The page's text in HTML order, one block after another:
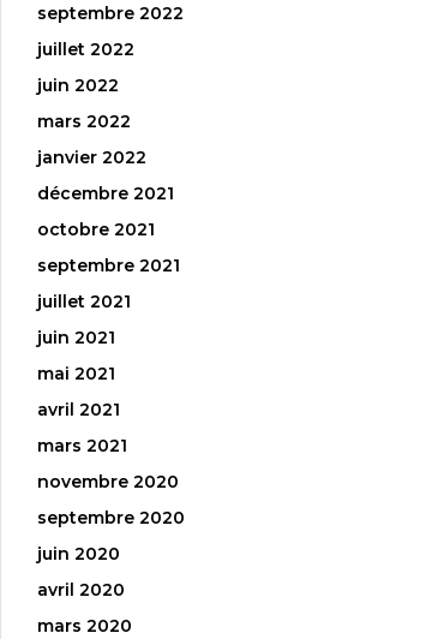
septembre 2022
juillet 2022
juin 2022
mars 2022
janvier 2022
décembre 2021
octobre 2021
septembre 2021
juillet 2021
juin 2021
mai 2021
avril 2021
mars 2021
novembre 2020
septembre 2020
juin 2020
avril 2020
mars 2020